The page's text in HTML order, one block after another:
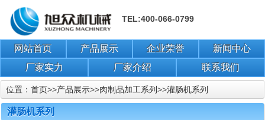
TEL:400-066-0799
网站首页 产品展示 企业荣誉
新闻中心
厂家实力
厂家介绍 联系我们
位置： 首页>>产品展示>>肉制品加工系列>>灌肠机系列
灌肠机系列